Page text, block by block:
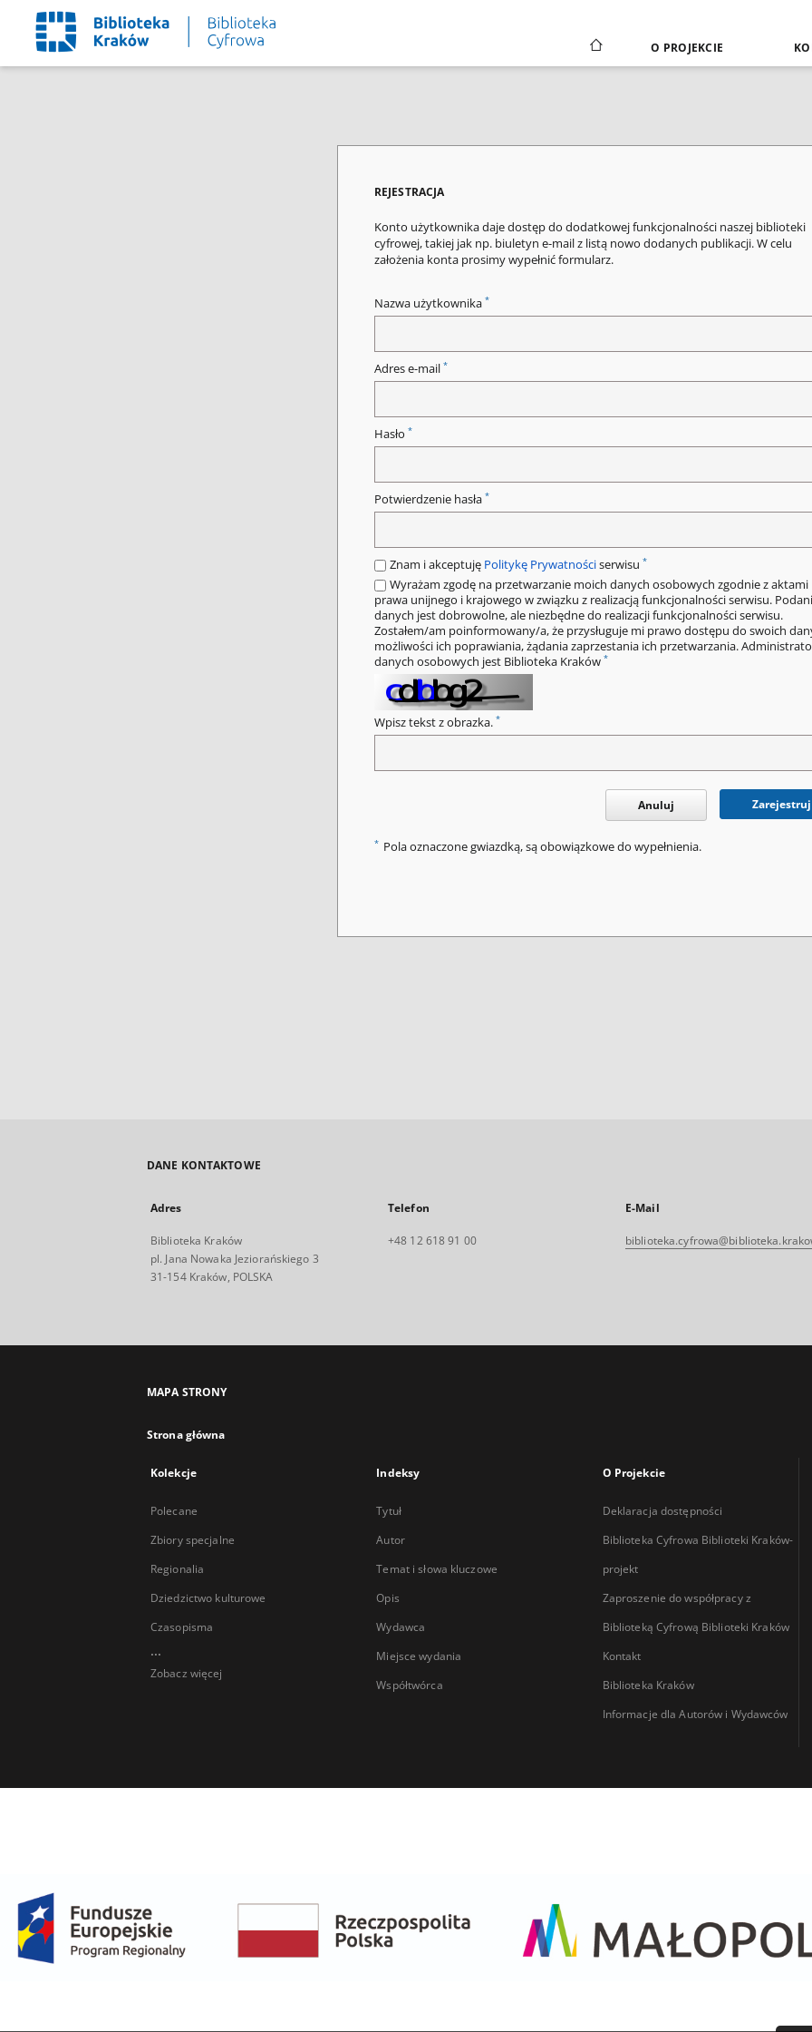
O PROJEKCIE
REJESTRACJA
Konto użytkownika daje dostęp do dodatkowej funkcjonalności naszej biblioteki
cyfrowej, takiej jak np. biuletyn e-mail z listą nowo dodanych publikacji. W celu
założenia konta prosimy wypełnić formularz.
Nazwa użytkownika *
Adres e-mail *
Hasło *
Potwierdzenie hasła *
Znam i akceptuję Politykę Prywatnościserwisu *
Wyrażam zgodę na przetwarzanie moich danych osobowych zgodnie z aktami
prawa unijnego i krajowego w związku z realizacją funkcjonalności serwisu.
danych jest dobrowolne, ale niezbędne do realizacji funkcjonalności serwisu.
Zostałem/am poinformowany/a, że przysługuje mi prawo dostępu do swoich
możliwości ich poprawiania, żądania zaprzestania ich przetwarzania.
danych osobowych jest Biblioteka Kraków *
Wpisz tekst z obrazka. *
Anuluj Zarejestruj
* Pola oznaczone gwiazdką, są obowiązkowe do wypełnienia.
DANE KONTAKTOWE
Adres
Biblioteka Kraków
pl. Jana Nowaka Jeziorańskiego 3
31-154 Kraków, POLSKA
Telefon
+48 12 618 91 00
E-Mail
MAPA STRONY
Strona główna
Kolekcje
Polecane
Zbiory specjalne
Regionalia
Dziedzictwo kulturowe
Czasopisma
...
Zobacz więcej
Indeksy
Tytuł
Autor
Temat i słowa kluczowe
Opis
Wydawca
Miejsce wydania
Współtwórca
O Projekcie
Deklaracja dostępności
Biblioteka Cyfrowa Biblioteki Kraków-
projekt
Zaproszenie do współpracy z
Biblioteką Cyfrową Biblioteki Kraków
Kontakt
Biblioteka Kraków
Informacje dla Autorów i Wydawców